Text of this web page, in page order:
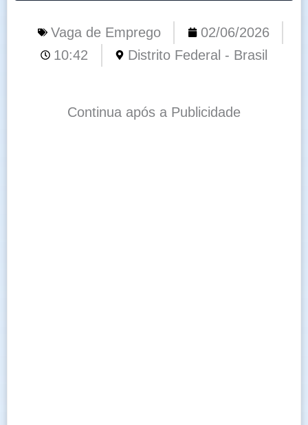
Vaga de Emprego
02/06/2026
10:42
Distrito Federal - Brasil
Continua após a Publicidade